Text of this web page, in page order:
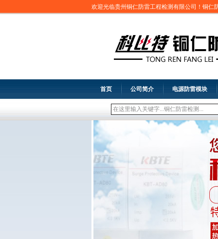
欢迎光临贵州铜仁防雷工程检测有限公司！铜
首页 公司简介 电源防雷模块